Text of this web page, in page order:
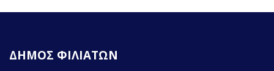
ΔΗΜΟΣ ΦΙΛΙΑΤΩΝ